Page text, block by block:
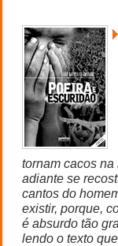
tornam cacos
adiante se
cantos do
existir, porque,
é absurdo tão
lendo o texto